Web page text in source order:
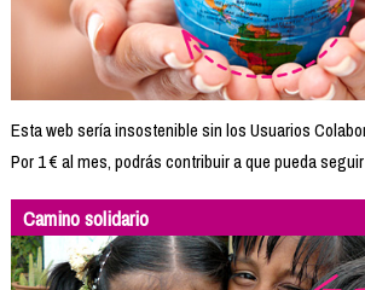
Esta web sería insostenible sin los Usuarios
Por 1 € al mes, podrás contribuir a que pueda
Camino solidario